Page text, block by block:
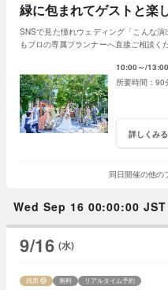
緑に包まれてゲストと楽
SNSで見た憧れウェディング「こんな
もプロの専属プランナーへ直接ご相談
10:00～
90
詳しくみる
同日開催の他の
Wed Sep 16 00:00:00 JST
9/16 (水)
残席 無料 リアルタイム予約